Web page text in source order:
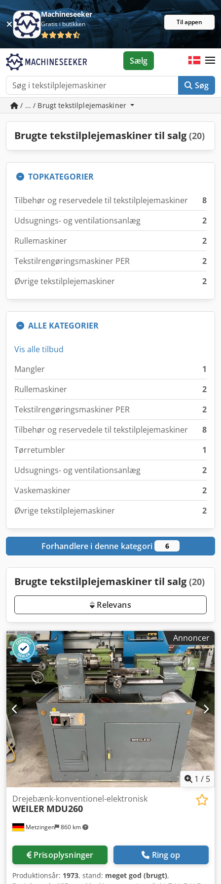
Machineseeker
Gratis i butikken Til appen
Søg
Sælg
/ ... / Brugt tekstilplejemaskiner
Brugte tekstilplejemaskiner til salg (20)
TOPKATEGORIER
Tilbehør og reservedele til tekstilplejemaskiner
8
Udsugnings- og ventilationsanlæg
2
Rullemaskiner
2
Tekstilrengøringsmaskiner PER
2
Øvrige tekstilplejemaskiner
2
ALLE KATEGORIER
Vis alle tilbud
Mangler
1
Rullemaskiner
2
Tekstilrengøringsmaskiner PER
2
Tilbehør og reservedele til tekstilplejemaskiner
8
Tørretumbler
1
Udsugnings- og ventilationsanlæg
2
Vaskemaskiner
2
Øvrige tekstilplejemaskiner
2
Forhandlere i denne kategori 6
Brugte tekstilplejemaskiner til salg (20)
Relevans
Annoncer
1 / 5
Metzingen 860 km
Drejebænk-konventionel-elektronisk
WEILER MDU260
Prisoplysninger Ring op
Produktionsår: 1973, stand: meget god (brugt),